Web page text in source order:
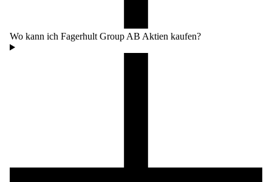
Wo kann ich Fagerhult Group AB Aktien kaufen?